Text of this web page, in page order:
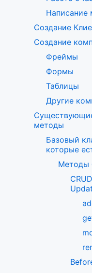
Написание
Создание
Создание
Фреймы
Формы
Таблицы
Другие
методы
Базовый
которые
Методы